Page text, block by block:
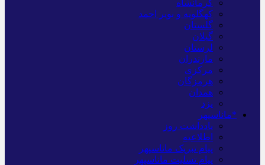
کرمانشاه
کهگلویه و بویر احمد
گلستان
گیلان
لرستان
مازندران
مرکزی
هرمزگان
همدان
یزد
*ماناسپهر
یادداشت روز
اطلاعیه
پیام تبریک ماناسپهر
پیام تسلیت ماناسپهر